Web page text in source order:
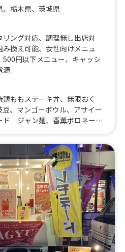
、 栃木県、 茨城県
リング対応、 調理無し出店対
み換え可能、 女性向けメニュ
500円以下メニュー、 キャッシ
源
ももステーキ丼、無限おく
、マンゴーボウル、アサイー
ド ジャン麺、香薫ボロネーゼ
、香薫ホットドッグ チーズ、
ゼ、冷酒1合、冷たい白玉ぜ
、イチゴ練乳パフェ、世界で
使ったフランクフルト、豚せ
フライドポテトセット、アイ
葉入りピンクのわらび餅、豚
ットドッグ フライドポテト
トドッグ サルサソース、香薫
ぬきつね蕎麦、豚汁、から揚
ライドオレオ、肉まん、蜜焼
1番美味しいと言われている